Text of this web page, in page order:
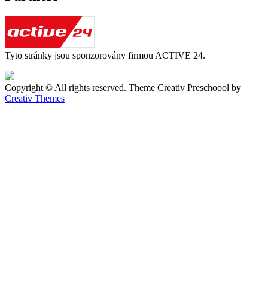
Tyto stránky jsou sponzorovány firmou ACTIVE 24.
Copyright © All rights reserved. Theme Creativ Preschoool by
Creativ Themes